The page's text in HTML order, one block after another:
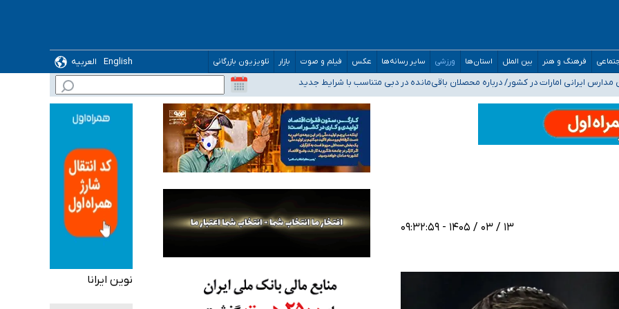
فرهنگ و هنر بین الملل استان‌ها ورزشی سایر رسانه‌ها عکس فیلم و صوت بازار تلویزیون بازرگانی English
العربیه
و کرمان بالاتر از آستانه هشدار
جمهور خواستیم ورود کند
ایرانی امارات در کشور/ درباره محصلان باقی‌مانده در دبی متناسب با شرایط جدید
۱۳ / ۰۳ / ۱۴۰۵ - ۰۹:۳۲:۵۹
نوین ایرانا